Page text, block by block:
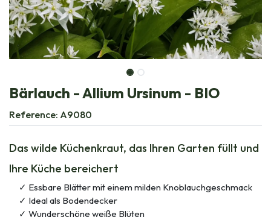
Bärlauch - Allium Ursinum - BIO
Reference: A9080
Das wilde Küchenkraut, das Ihren Garten füllt und
Ihre Küche bereichert
Essbare Blätter mit einem milden Knoblauchgeschmack
Ideal als Bodendecker
Wunderschöne weiße Blüten